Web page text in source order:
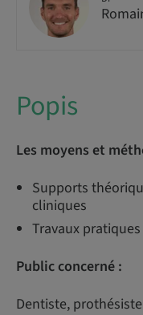
Popis
Les moyens et
Supports
cliniques
Travaux
Public concerné :
Dentiste,